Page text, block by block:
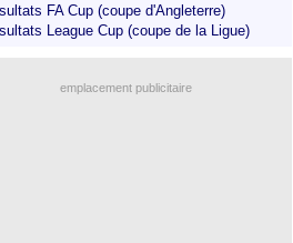
FA Cup (coupe d'Angleterre)
League Cup (coupe de la Ligue)
emplacement publicitaire